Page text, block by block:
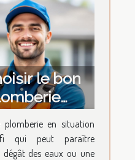
le bon
?
en situation
qui peut paraître
des eaux ou une